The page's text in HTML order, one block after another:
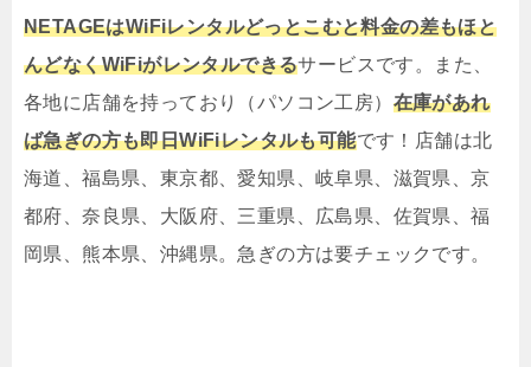
NETAGEはWiFiレンタルどっとこむと料金の差もほと
んどなくWiFiがレンタルできるサービスです。また、
各地に店舗を持っており（パソコン工房） 在庫があれ
ば急ぎの方も即日WiFiレンタルも可能です！店舗は北
海道、福島県、東京都、愛知県、岐阜県、滋賀県、京
都府、奈良県、大阪府、三重県、広島県、佐賀県、福
岡県、熊本県、沖縄県。急ぎの方は要チェックです。